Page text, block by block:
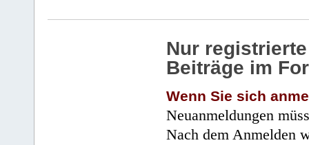
Nur
Beiträge im
Wenn Sie sich
Neuanmeldungen
Nach dem Anmelden